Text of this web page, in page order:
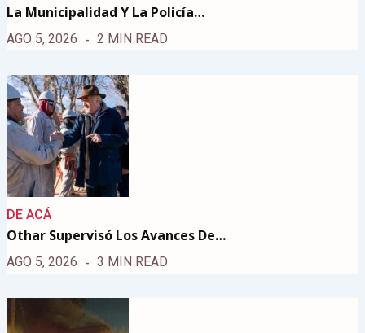
La Municipalidad Y La Policía…
AGO 5, 2026 2 MIN READ
DE ACÁ
Othar Supervisó Los Avances De…
AGO 5, 2026 3 MIN READ